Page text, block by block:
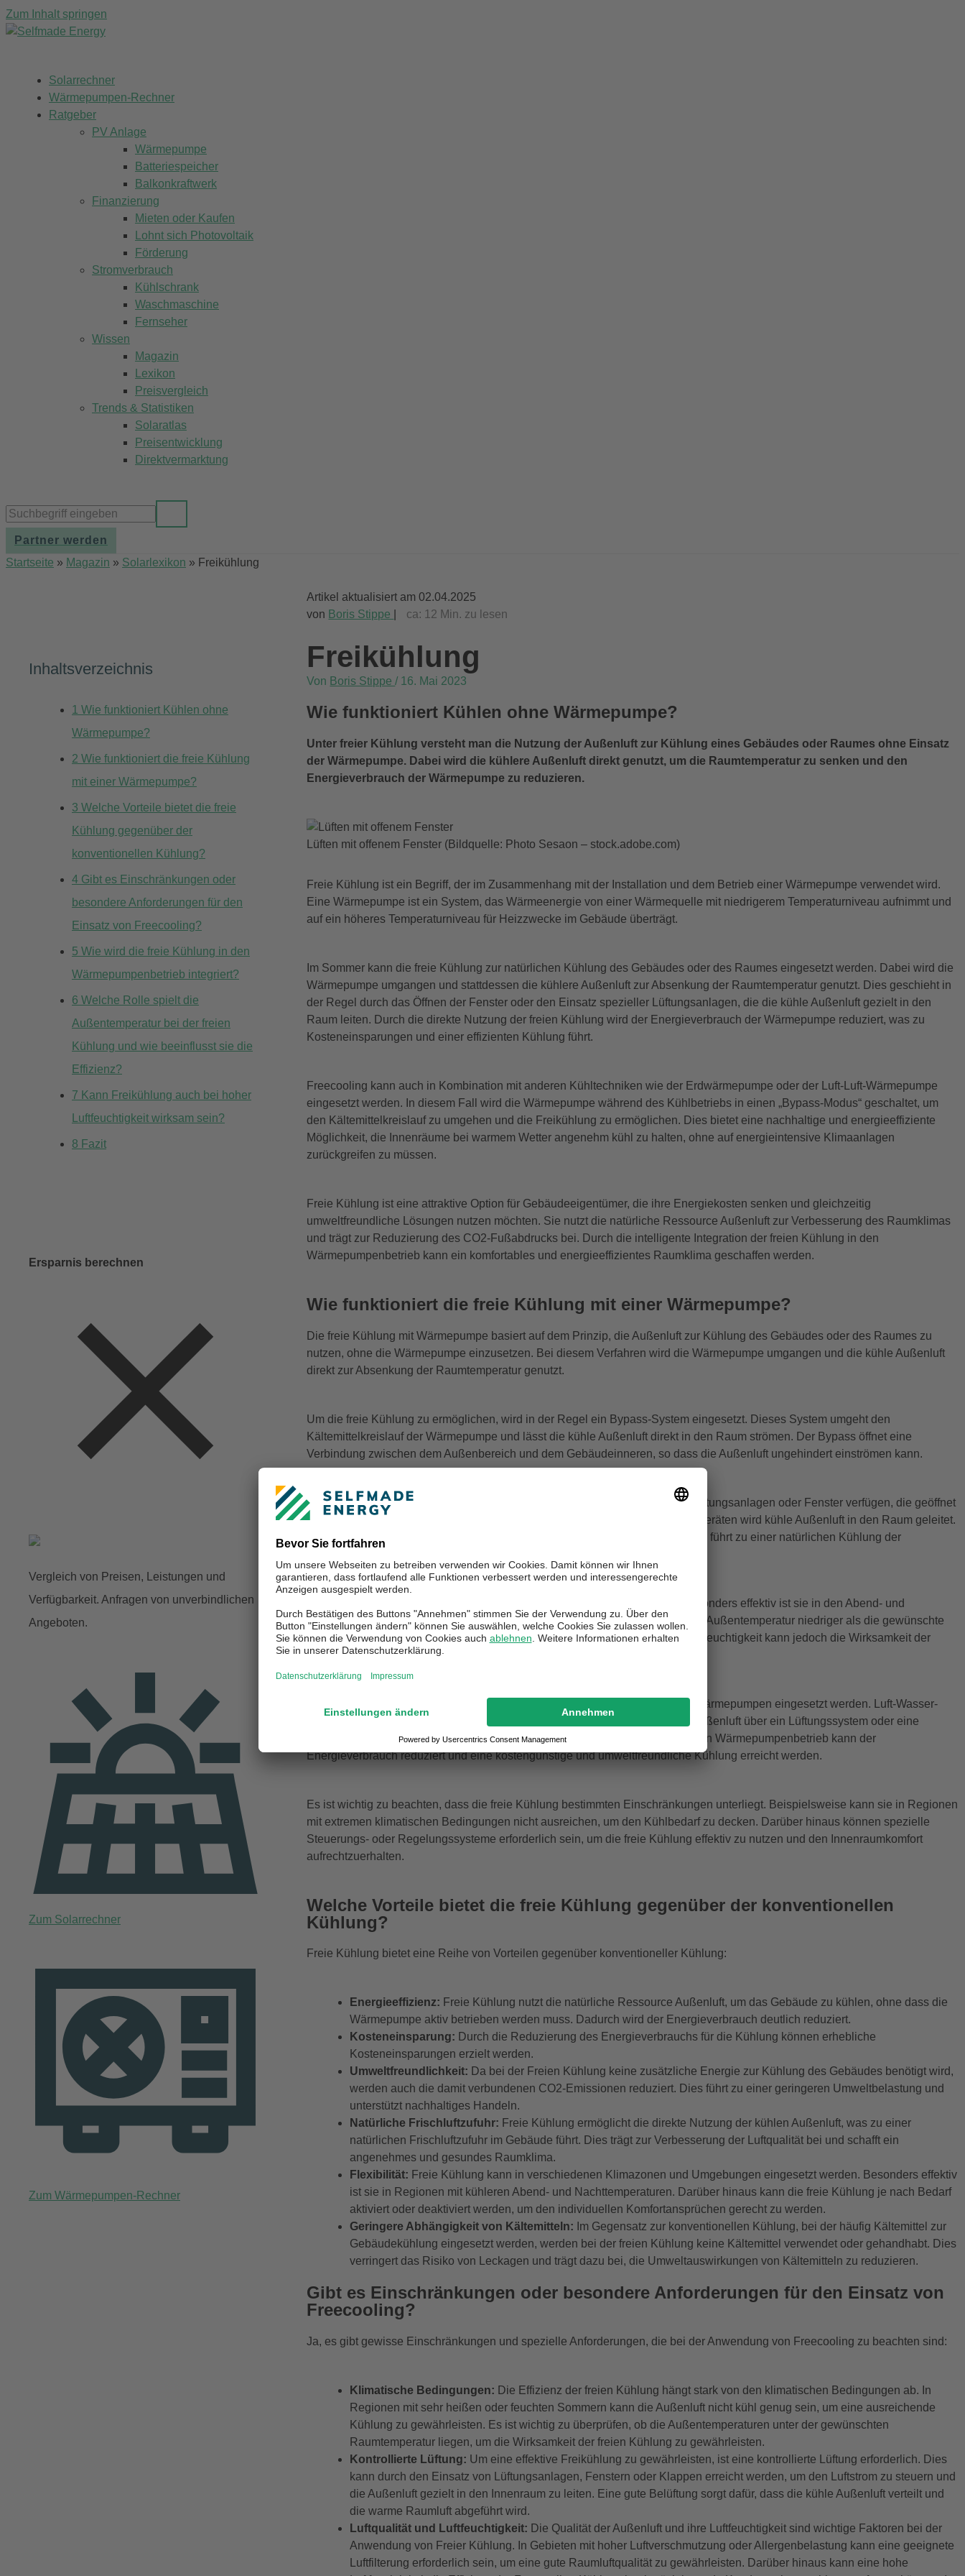
Zum Inhalt springen
Solarrechner
Wärmepumpen-Rechner
Ratgeber
PV Anlage
Wärmepumpe
Batteriespeicher
Balkonkraftwerk
Finanzierung
Mieten oder Kaufen
Lohnt sich Photovoltaik
Förderung
Stromverbrauch
Kühlschrank
Waschmaschine
Fernseher
Wissen
Magazin
Lexikon
Preisvergleich
Trends & Statistiken
Solaratlas
Preisentwicklung
Direktvermarktung
Partner werden
Startseite » Magazin » Solarlexikon » Freikühlung
Inhaltsverzeichnis
1 Wie funktioniert Kühlen ohne
Wärmepumpe?
2 Wie funktioniert die freie Kühlung
mit einer Wärmepumpe?
3 Welche Vorteile bietet die freie
Kühlung gegenüber der
konventionellen Kühlung?
4 Gibt es Einschränkungen oder
besondere Anforderungen für den
Einsatz von Freecooling?
5 Wie wird die freie Kühlung in den
Wärmepumpenbetrieb integriert?
6 Welche Rolle spielt die
Außentemperatur bei der freien
Kühlung und wie beeinflusst sie die
Effizienz?
7 Kann Freikühlung auch bei hoher
Luftfeuchtigkeit wirksam sein?
8 Fazit
Ersparnis berechnen
Vergleich von Preisen, Leistungen und
Verfügbarkeit. Anfragen von unverbindlichen
Angeboten.
Zum Solarrechner
Zum Wärmepumpen-Rechner
Artikel aktualisiert am 02.04.2025
von Boris Stippe ca: 12 Min. zu lesen
Freikühlung
Von Boris Stippe/ 16. Mai 2023
Wie funktioniert Kühlen ohne Wärmepumpe?
Unter freier Kühlung versteht man die Nutzung der Außenluft zur Kühlung eines Gebäudes oder Raumes ohne Einsatz
der Wärmepumpe. Dabei wird die kühlere Außenluft direkt genutzt, um die Raumtemperatur zu senken und den
Energieverbrauch der Wärmepumpe zu reduzieren.
Lüften mit offenem Fenster (Bildquelle: Photo Sesaon – stock.adobe.com)
Freie Kühlung ist ein Begriff, der im Zusammenhang mit der Installation und dem Betrieb einer Wärmepumpe verwendet wird.
Eine Wärmepumpe ist ein System, das Wärmeenergie von einer Wärmequelle mit niedrigerem Temperaturniveau aufnimmt und
auf ein höheres Temperaturniveau für Heizzwecke im Gebäude überträgt.
Im Sommer kann die freie Kühlung zur natürlichen Kühlung des Gebäudes oder des Raumes eingesetzt werden. Dabei wird die
Wärmepumpe umgangen und stattdessen die kühlere Außenluft zur Absenkung der Raumtemperatur genutzt. Dies geschieht in
der Regel durch das Öffnen der Fenster oder den Einsatz spezieller Lüftungsanlagen, die die kühle Außenluft gezielt in den
Raum leiten. Durch die direkte Nutzung der freien Kühlung wird der Energieverbrauch der Wärmepumpe reduziert, was zu
Kosteneinsparungen und einer effizienten Kühlung führt.
Freecooling kann auch in Kombination mit anderen Kühltechniken wie der Erdwärmepumpe oder der Luft-Luft-Wärmepumpe
eingesetzt werden. In diesem Fall wird die Wärmepumpe während des Kühlbetriebs in einen „Bypass-Modus“ geschaltet, um
den Kältemittelkreislauf zu umgehen und die Freikühlung zu ermöglichen. Dies bietet eine nachhaltige und energieeffiziente
Möglichkeit, die Innenräume bei warmem Wetter angenehm kühl zu halten, ohne auf energieintensive Klimaanlagen
zurückgreifen zu müssen.
Freie Kühlung ist eine attraktive Option für Gebäudeeigentümer, die ihre Energiekosten senken und gleichzeitig
umweltfreundliche Lösungen nutzen möchten. Sie nutzt die natürliche Ressource Außenluft zur Verbesserung des Raumklimas
und trägt zur Reduzierung des CO2-Fußabdrucks bei. Durch die intelligente Integration der freien Kühlung in den
Wärmepumpenbetrieb kann ein komfortables und energieeffizientes Raumklima geschaffen werden.
Wie funktioniert die freie Kühlung mit einer Wärmepumpe?
Die freie Kühlung mit Wärmepumpe basiert auf dem Prinzip, die Außenluft zur Kühlung des Gebäudes oder des Raumes zu
nutzen, ohne die Wärmepumpe einzusetzen. Bei diesem Verfahren wird die Wärmepumpe umgangen und die kühle Außenluft
direkt zur Absenkung der Raumtemperatur genutzt.
Um die freie Kühlung zu ermöglichen, wird in der Regel ein Bypass-System eingesetzt. Dieses System umgeht den
Kältemittelkreislauf der Wärmepumpe und lässt die kühle Außenluft direkt in den Raum strömen. Der Bypass öffnet eine
Verbindung zwischen dem Außenbereich und dem Gebäudeinneren, so dass die Außenluft ungehindert einströmen kann.
Um die freie Kühlung effektiv nutzen zu können, müssen die Gebäude über Lüftungsanlagen oder Fenster verfügen, die geöffnet
werden können. Durch das Öffnen der Fenster oder den Einsatz von Lüftungsgeräten wird kühle Außenluft in den Raum geleitet.
Die warme Raumluft wird abgeführt und durch die kühle Außenluft ersetzt. Dies führt zu einer natürlichen Kühlung der
Die freie Kühlung kann je nach Witterung und Außentemperatur variieren. Besonders effektiv ist sie in den Abend- und
Nachtstunden, wenn die Außentemperatur niedriger ist. Idealerweise sollte die Außentemperatur niedriger als die gewünschte
Raumtemperatur sein, um eine effiziente Kühlung zu erreichen. Eine hohe Luftfeuchtigkeit kann jedoch die Wirksamkeit der
freien Kühlung beeinträchtigen.
Freie Kühlung kann sowohl bei Luft-Wasser-Wärmepumpen als auch bei Erdwärmepumpen eingesetzt werden. Luft-Wasser-
Wärmepumpen nutzen die Außenluft direkt, während Erdwärmepumpen die Außenluft über ein Lüftungssystem oder eine
Wärmetauschereinheit zuführen. Durch die Integration der freien Kühlung in den Wärmepumpenbetrieb kann der
Energieverbrauch reduziert und eine kostengünstige und umweltfreundliche Kühlung erreicht werden.
Es ist wichtig zu beachten, dass die freie Kühlung bestimmten Einschränkungen unterliegt. Beispielsweise kann sie in Regionen
mit extremen klimatischen Bedingungen nicht ausreichen, um den Kühlbedarf zu decken. Darüber hinaus können spezielle
Steuerungs- oder Regelungssysteme erforderlich sein, um die freie Kühlung effektiv zu nutzen und den Innenraumkomfort
aufrechtzuerhalten.
Welche Vorteile bietet die freie Kühlung gegenüber der konventionellen
Kühlung?
Freie Kühlung bietet eine Reihe von Vorteilen gegenüber konventioneller Kühlung:
Energieeffizienz: Freie Kühlung nutzt die natürliche Ressource Außenluft, um das Gebäude zu kühlen, ohne dass die
Wärmepumpe aktiv betrieben werden muss. Dadurch wird der Energieverbrauch deutlich reduziert.
Kosteneinsparung: Durch die Reduzierung des Energieverbrauchs für die Kühlung können erhebliche
Kosteneinsparungen erzielt werden.
Umweltfreundlichkeit: Da bei der Freien Kühlung keine zusätzliche Energie zur Kühlung des Gebäudes benötigt wird,
werden auch die damit verbundenen CO2-Emissionen reduziert. Dies führt zu einer geringeren Umweltbelastung und
unterstützt nachhaltiges Handeln.
Natürliche Frischluftzufuhr: Freie Kühlung ermöglicht die direkte Nutzung der kühlen Außenluft, was zu einer
natürlichen Frischluftzufuhr im Gebäude führt. Dies trägt zur Verbesserung der Luftqualität bei und schafft ein
angenehmes und gesundes Raumklima.
Flexibilität: Freie Kühlung kann in verschiedenen Klimazonen und Umgebungen eingesetzt werden. Besonders effektiv
ist sie in Regionen mit kühleren Abend- und Nachttemperaturen. Darüber hinaus kann die freie Kühlung je nach Bedarf
aktiviert oder deaktiviert werden, um den individuellen Komfortansprüchen gerecht zu werden.
Geringere Abhängigkeit von Kältemitteln: Im Gegensatz zur konventionellen Kühlung, bei der häufig Kältemittel zur
Gebäudekühlung eingesetzt werden, werden bei der freien Kühlung keine Kältemittel verwendet oder gehandhabt. Dies
verringert das Risiko von Leckagen und trägt dazu bei, die Umweltauswirkungen von Kältemitteln zu reduzieren.
Gibt es Einschränkungen oder besondere Anforderungen für den Einsatz von
Freecooling?
Ja, es gibt gewisse Einschränkungen und spezielle Anforderungen, die bei der Anwendung von Freecooling zu beachten sind:
Klimatische Bedingungen: Die Effizienz der freien Kühlung hängt stark von den klimatischen Bedingungen ab. In
Regionen mit sehr heißen oder feuchten Sommern kann die Außenluft nicht kühl genug sein, um eine ausreichende
Kühlung zu gewährleisten. Es ist wichtig zu überprüfen, ob die Außentemperaturen unter der gewünschten
Raumtemperatur liegen, um die Wirksamkeit der freien Kühlung zu gewährleisten.
Kontrollierte Lüftung: Um eine effektive Freikühlung zu gewährleisten, ist eine kontrollierte Lüftung erforderlich. Dies
kann durch den Einsatz von Lüftungsanlagen, Fenstern oder Klappen erreicht werden, um den Luftstrom zu steuern und
die Außenluft gezielt in den Innenraum zu leiten. Eine gute Belüftung sorgt dafür, dass die kühle Außenluft verteilt und
die warme Raumluft abgeführt wird.
Luftqualität und Luftfeuchtigkeit: Die Qualität der Außenluft und ihre Luftfeuchtigkeit sind wichtige Faktoren bei der
Anwendung von Freier Kühlung. In Gebieten mit hoher Luftverschmutzung oder Allergenbelastung kann eine geeignete
Luftfilterung erforderlich sein, um eine gute Raumluftqualität zu gewährleisten. Darüber hinaus kann eine hohe